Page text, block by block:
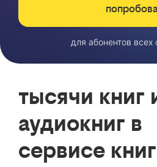
для абонентов всех
тысячи книг
аудиокниг в
сервисе